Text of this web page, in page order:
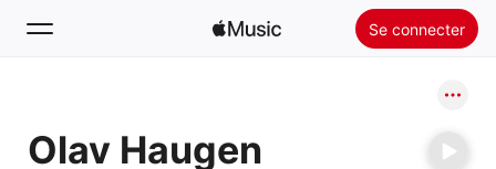
Se connecter
Accueil
Olav Haugen